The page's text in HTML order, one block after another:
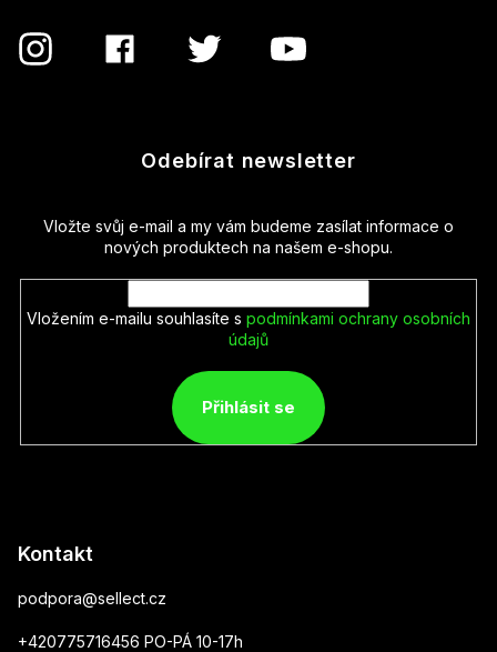
Odebírat newsletter
Vložte svůj e-mail a my vám budeme zasílat informace o
nových produktech na našem e-shopu.
Vložením e-mailu souhlasíte s podmínkami ochrany osobních
údajů
Přihlásit se
Kontakt
podpora@sellect.cz
+420775716456 PO-PÁ 10-17h